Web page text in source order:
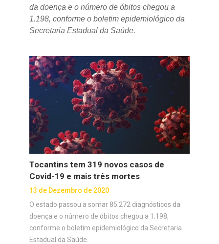
da doença e o número de óbitos chegou a
1.198, conforme o boletim epidemiológico da
Secretaria Estadual da Saúde.
Tocantins tem 319 novos casos de
Covid-19 e mais três mortes
13 de Dezembro de 2020
O estado passou a somar 85.272 diagnósticos da
doença e o número de óbitos chegou a 1.198,
conforme o boletim epidemiológico da Secretaria
Estadual da Saúde.